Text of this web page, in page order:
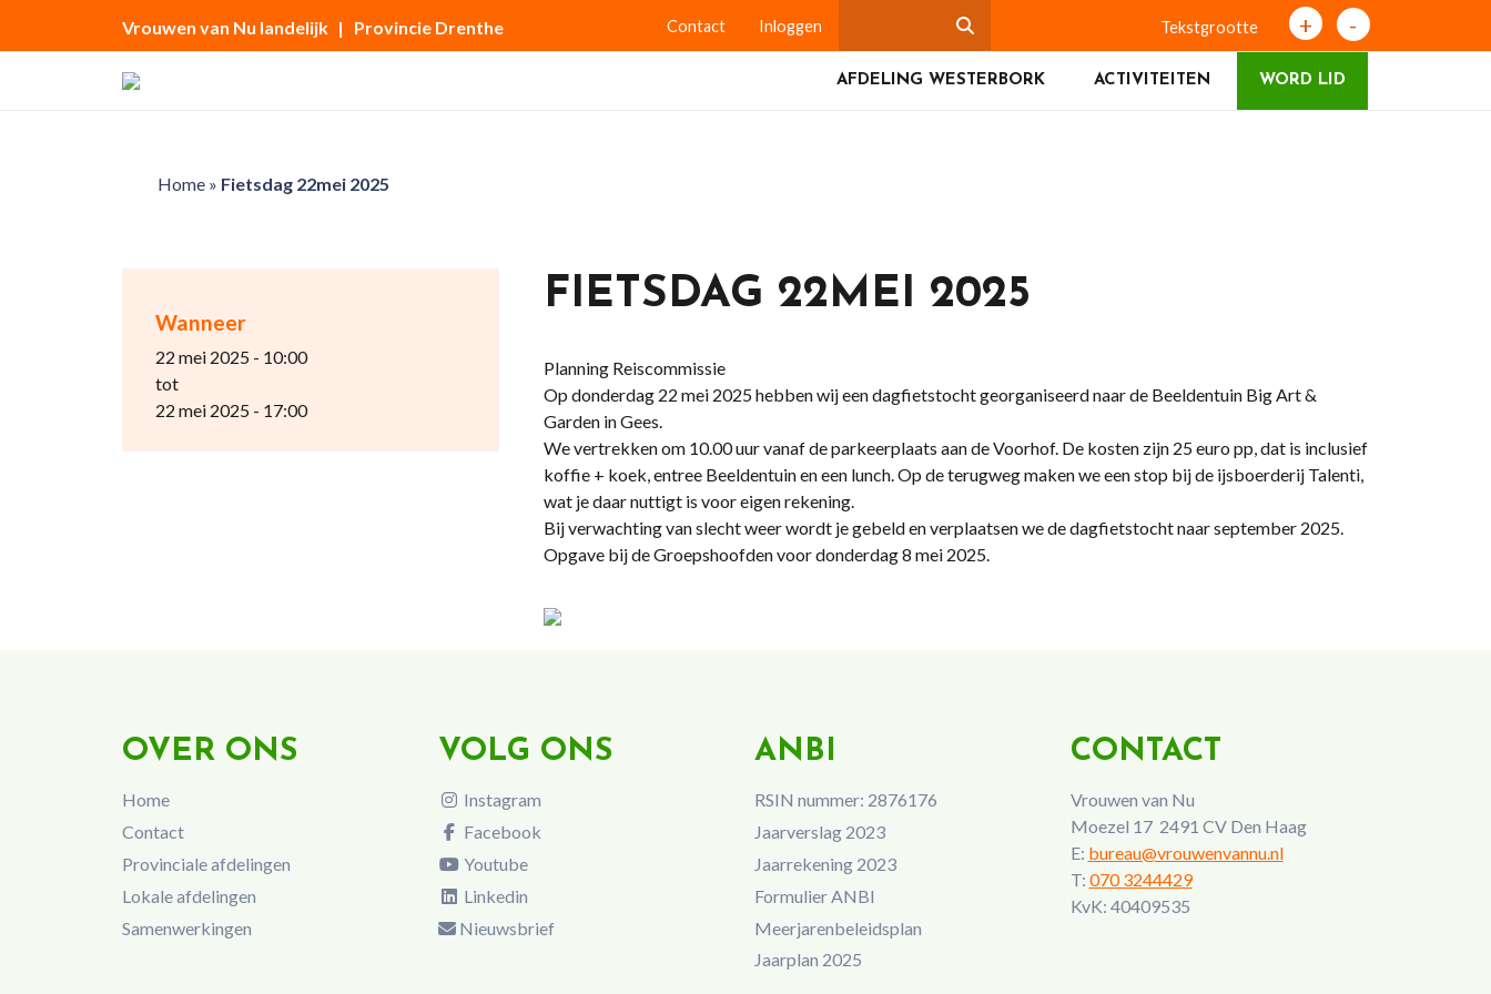
Vrouwen van Nu landelijk | Provincie Drenthe Contact Inloggen Tekstgrootte + -
AFDELING WESTERBORK ACTIVITEITEN WORD LID
Home» Fietsdag 22mei 2025
Wanneer
22 mei 2025 - 10:00
tot
22 mei 2025 - 17:00
FIETSDAG 22MEI 2025
Planning Reiscommissie
Op donderdag 22 mei 2025 hebben wij een dagfietstocht georganiseerd naar de Beeldentuin Big Art &
Garden in Gees.
We vertrekken om 10.00 uur vanaf de parkeerplaats aan de Voorhof. De kosten zijn 25 euro pp, dat is inclusief
koffie + koek, entree Beeldentuin en een lunch. Op de terugweg maken we een stop bij de ijsboerderij Talenti,
wat je daar nuttigt is voor eigen rekening.
Bij verwachting van slecht weer wordt je gebeld en verplaatsen we de dagfietstocht naar september 2025.
Opgave bij de Groepshoofden voor donderdag 8 mei 2025.
OVER ONS
Home
Contact
Provinciale afdelingen
Lokale afdelingen
Samenwerkingen
VOLG ONS
Instagram
Facebook
Youtube
Linkedin
Nieuwsbrief
ANBI
RSIN nummer: 2876176
Jaarverslag 2023
Jaarrekening 2023
Formulier ANBI
Meerjarenbeleidsplan
Jaarplan 2025
CONTACT
Vrouwen van Nu
Moezel 17 2491 CV Den Haag
E: bureau@vrouwenvannu.nl
T: 070 3244429
KvK: 40409535